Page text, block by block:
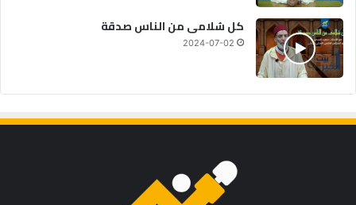
كل سُلامى من الناس صدقة
2024-07-02